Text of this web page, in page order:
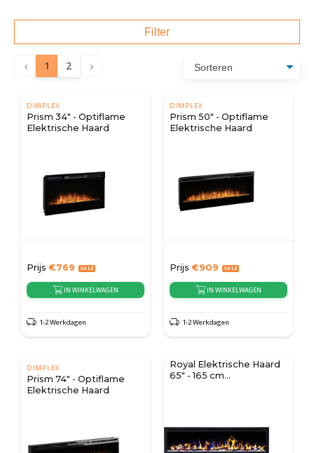
Filter
‹ 1 2 ›
DIMPLEX
Prism 34" - Optiflame
Elektrische Haard
Prijs €769
IN WINKELWAGEN
1-2 Werkdagen
DIMPLEX
Prism 50" - Optiflame
Elektrische Haard
Prijs €909
IN WINKELWAGEN
1-2 Werkdagen
DIMPLEX
Prism 74" - Optiflame
Elektrische Haard
Royal Elektrische Haard
65" - 165 cm